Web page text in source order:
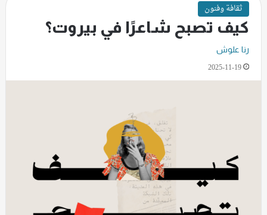
ثقافة وفنون
كيف تصبح شاعرًا في بيروت؟
رنا علوش
2025-11-19